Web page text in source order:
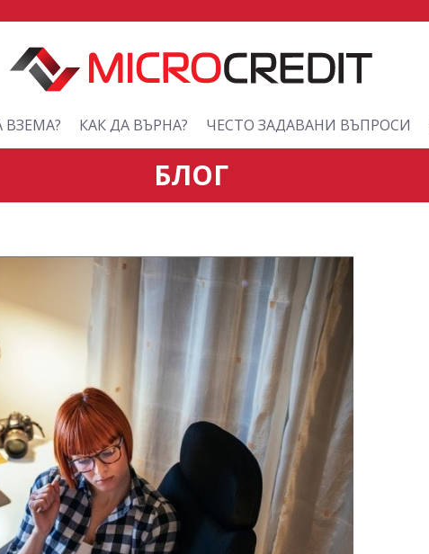
ВЗЕМА? КАК ДА ВЪРНА? ЧЕСТО ЗАДАВАНИ ВЪПРОСИ
БЛОГ